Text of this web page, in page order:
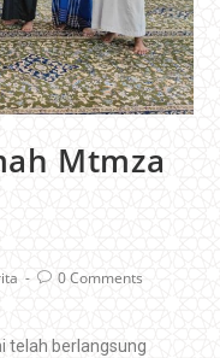
Mtmza
0 Comments
telah berlangsung